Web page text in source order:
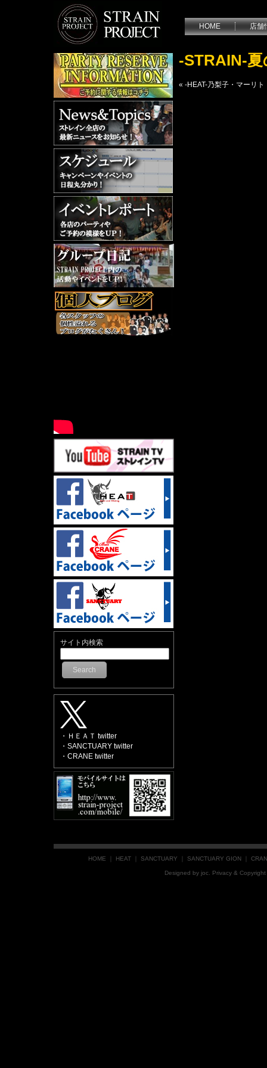
HOME 店舗
サイト内検索
Search
・ＨＥＡＴ twitter
・SANCTUARY twitter
・CRANE twitter
-STRAIN-
« -HEAT-乃梨子・マーリ
HOME HEAT SANCTUARY SANCTUARY GION
Designed by joc . Privacy &